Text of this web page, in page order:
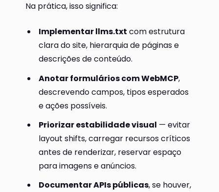
Na prática, isso significa:
Implementar llms.txt com estrutura
clara do site, hierarquia de páginas e
descrições de conteúdo.
Anotar formulários com WebMCP,
descrevendo campos, tipos esperados
e ações possíveis.
Priorizar estabilidade visual — evitar
layout shifts, carregar recursos críticos
antes de renderizar, reservar espaço
para imagens e anúncios.
Documentar APIs públicas, se houver,